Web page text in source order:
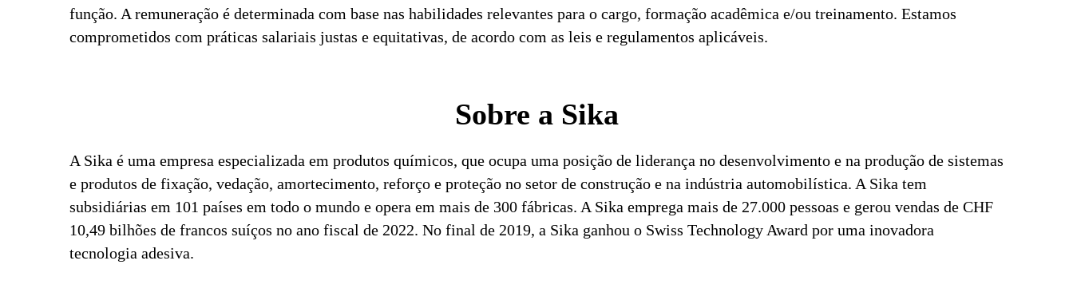
função. A remuneração é determinada com base nas habilidades relevantes para o cargo, formação acadêmica e/ou treinamento. Estamos
comprometidos com práticas salariais justas e equitativas, de acordo com as leis e regulamentos aplicáveis.
Sobre a Sika
A Sika é uma empresa especializada em produtos químicos, que ocupa uma posição de liderança no desenvolvimento e na produção de sistemas
e produtos de fixação, vedação, amortecimento, reforço e proteção no setor de construção e na indústria automobilística. A Sika tem
subsidiárias em 101 países em todo o mundo e opera em mais de 300 fábricas. A Sika emprega mais de 27.000 pessoas e gerou vendas de CHF
10,49 bilhões de francos suíços no ano fiscal de 2022. No final de 2019, a Sika ganhou o Swiss Technology Award por uma inovadora
tecnologia adesiva.